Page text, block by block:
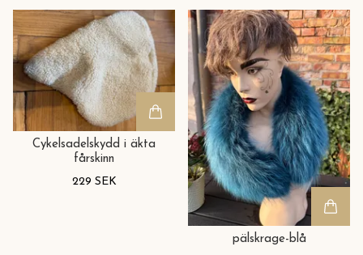
Cykelsadelskydd i äkta
fårskinn
229 SEK
pälskrage-blå